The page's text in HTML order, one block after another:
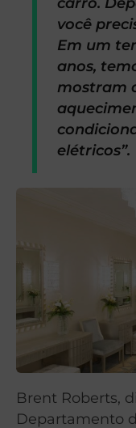
você
Em um
anos,
mostram
elétricos”.
Brent Roberts,
Departamento